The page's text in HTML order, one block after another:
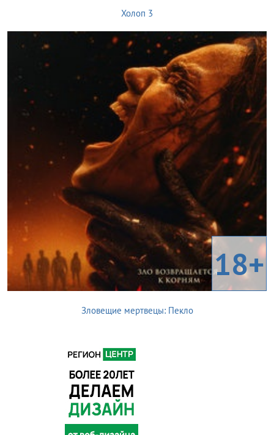
Холоп 3
18+
Зловещие мертвецы: Пекло